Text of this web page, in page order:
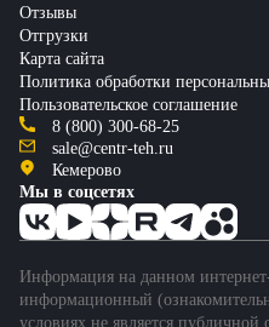
Отзывы
Отгрузки
Карта сайта
Политика обработки
Пользовательское соглашение
8 (800) 300-68-25
sale@centr-teh.ru
Кемерово
Мы в соцсетях
Информация на данном
информационный
условиях не является публичной